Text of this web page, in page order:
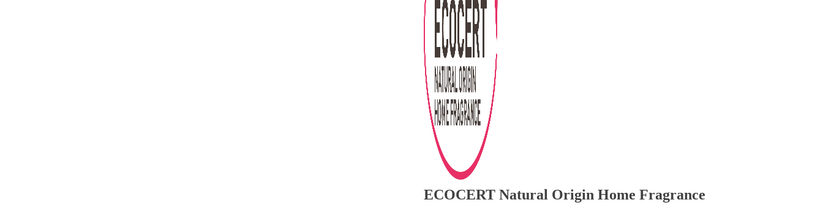
ECOCERT Natural Origin Home Fragrance